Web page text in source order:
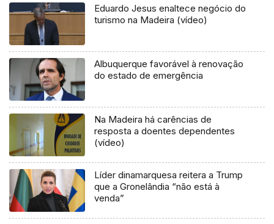
Eduardo Jesus enaltece negócio do
turismo na Madeira (vídeo)
Albuquerque favorável à renovação
do estado de emergência
Na Madeira há carências de
resposta a doentes dependentes
(vídeo)
Líder dinamarquesa reitera a Trump
que a Gronelândia “não está à
venda”